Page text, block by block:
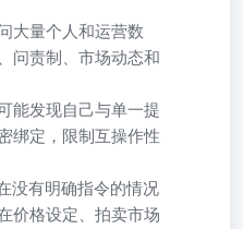
大量个人和运营数
问责制、市场动态和
能发现自己与单一提
绑定，限制互操作性
没有明确指令的情况
价格设定、拍卖市场